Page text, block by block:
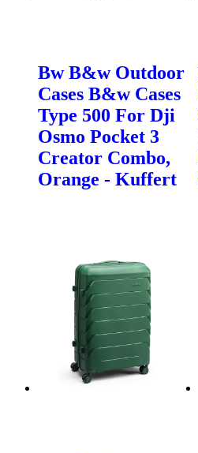
Bw B&w Outdoor
Cases B&w Cases
Type 500 For Dji
Osmo Pocket 3
Creator Combo,
Orange - Kuffert